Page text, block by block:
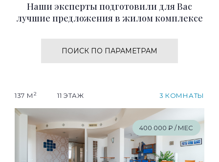
Наши эксперты подготовили для Вас
лучшие предложения в жилом комплексе
ПОИСК ПО ПАРАМЕТРАМ
137 М 2 11 ЭТАЖ 3 КОМНАТЫ
400'000 ₽ / МЕС